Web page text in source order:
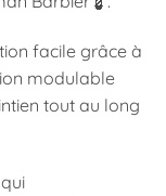
facile grâce à
modulable
tout au long